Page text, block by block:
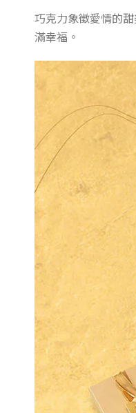
巧克力象徵愛情的
滿幸福。